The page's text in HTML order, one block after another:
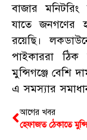
বাজার
যাতে জনগণের
রয়েছি।
পাইকাররা
মুন্সিগঞ্জে বেশি
এ সমস্যার
আগের খবর